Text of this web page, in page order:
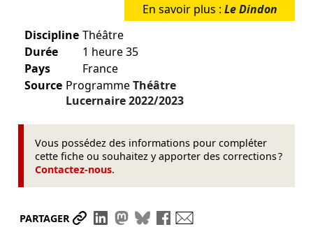
En savoir plus : Le Dindon
Discipline Théâtre
Durée
1 heure 35
Pays
France
Source ProgrammeThéâtre
Lucernaire2022/2023
Vous possédez des informations pour compléter
cette fiche ou souhaitez y apporter des corrections ?
Contactez-nous.
PARTAGER Partager le lien
Partager sur LinkedIn
Partager sur Mastodon
Partager sur Bluesky
Partager sur Facebook